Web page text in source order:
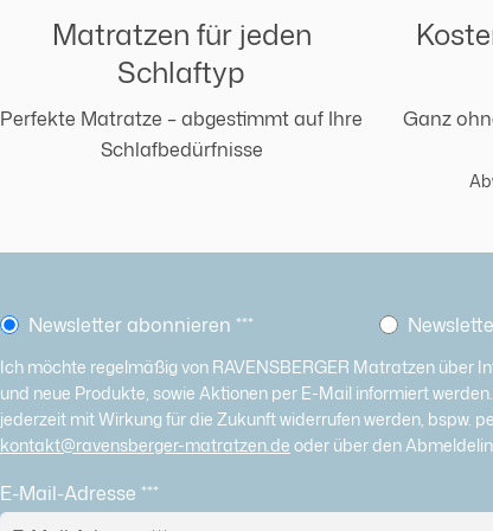
Matratzen für jeden
Schlaftyp
Perfekte Matratze – abgestimmt auf Ihre
Schlafbedürfnisse
Ganz
Newsletter abonnieren ***
Ich möchte regelmäßig von RAVENSBERGER Matratzen über
und neue Produkte, sowie Aktionen per E-Mail informiert
jederzeit mit Wirkung für die Zukunft widerrufen werden, bspw.
kontakt@ravensberger-matratzen.de oder über den
E-Mail-Adresse ***